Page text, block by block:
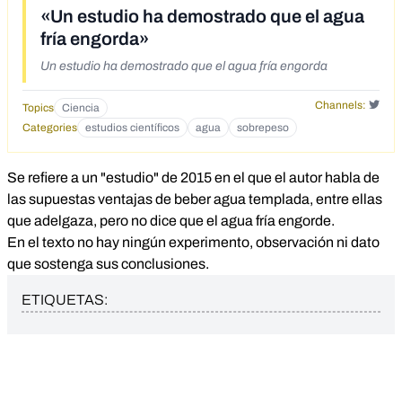
«Un estudio ha demostrado que el agua
fría engorda»
Un estudio ha demostrado que el agua fría engorda
Topics Ciencia
Channels:
Categories
estudios científicos agua sobrepeso
Se refiere a un "estudio" de 2015 en el que el autor habla de
las supuestas ventajas de beber agua templada, entre ellas
que adelgaza, pero no dice que el agua fría engorde.
En el texto no hay ningún experimento, observación ni dato
que sostenga sus conclusiones.
ETIQUETAS: